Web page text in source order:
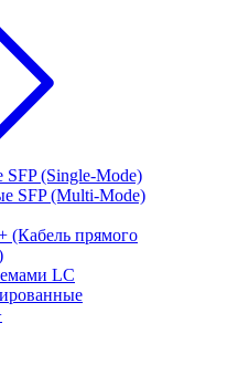
(Single-Mode)
SFP (Multi-Mode)
(Кабель прямого
LC